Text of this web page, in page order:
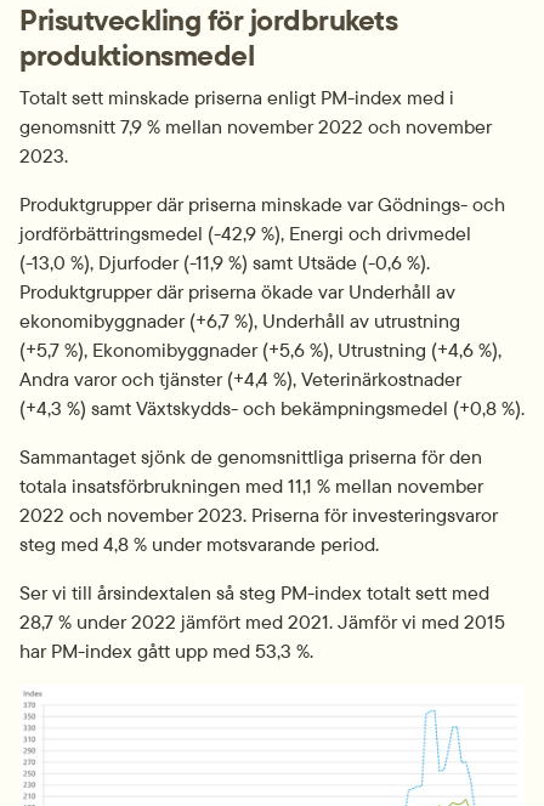
Prisutveckling för jordbrukets
produktionsmedel
Totalt sett minskade priserna enligt PM-index med i
genomsnitt 7,9 % mellan november 2022 och november
2023.
Produktgrupper där priserna minskade var Gödnings- och
jordförbättringsmedel (-42,9 %), Energi och drivmedel
(-13,0 %), Djurfoder (-11,9 %) samt Utsäde (-0,6 %).
Produktgrupper där priserna ökade var Underhåll av
ekonomibyggnader (+6,7 %), Underhåll av utrustning
(+5,7 %), Ekonomibyggnader (+5,6 %), Utrustning (+4,6 %),
Andra varor och tjänster (+4,4 %), Veterinärkostnader
(+4,3 %) samt Växtskydds- och bekämpningsmedel (+0,8 %).
Sammantaget sjönk de genomsnittliga priserna för den
totala insatsförbrukningen med 11,1 % mellan november
2022 och november 2023. Priserna för investerings­varor
steg med 4,8 % under motsvarande period.
Ser vi till årsindextalen så steg PM-index totalt sett med
28,7 % under 2022 jämfört med 2021. Jämför vi med 2015
har PM-index gått upp med 53,3 %.